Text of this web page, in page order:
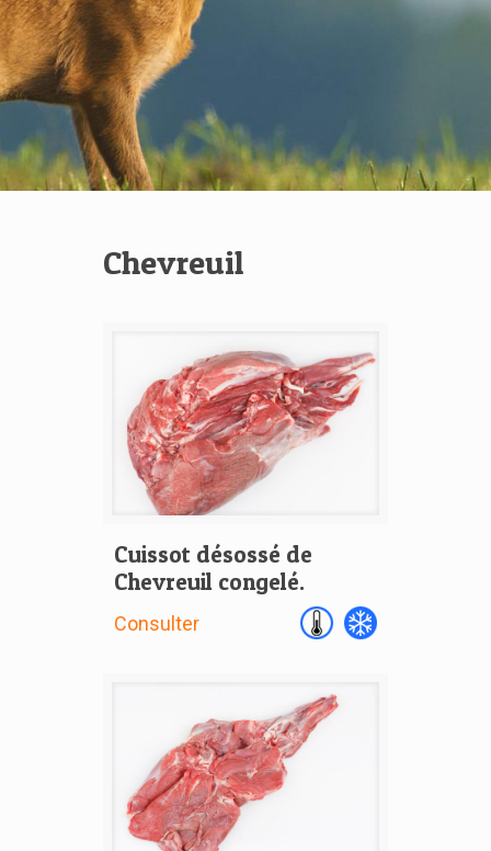
Chevreuil
Cuissot désossé de
Chevreuil congelé.
Consulter